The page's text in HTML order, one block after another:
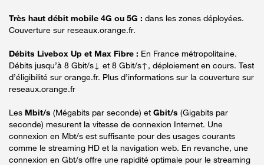
Très haut débit mobile 4G ou 5G : dans les zones déployées.
Couverture sur reseaux.orange.fr.
Débits Livebox Up et Max Fibre : En France métropolitaine.
Débits jusqu’à 8 Gbit/s↓ et 8 Gbit/s↑, déploiement en cours. Test
d’éligibilité sur orange.fr. Plus d’informations sur la couverture sur
reseaux.orange.fr
Les Mbit/s (Mégabits par seconde) et Gbit/s (Gigabits par
seconde) mesurent la vitesse de connexion Internet. Une
connexion en Mbt/s est suffisante pour des usages courants
comme le streaming HD et la navigation web. En revanche, une
connexion en Gbt/s offre une rapidité optimale pour le streaming